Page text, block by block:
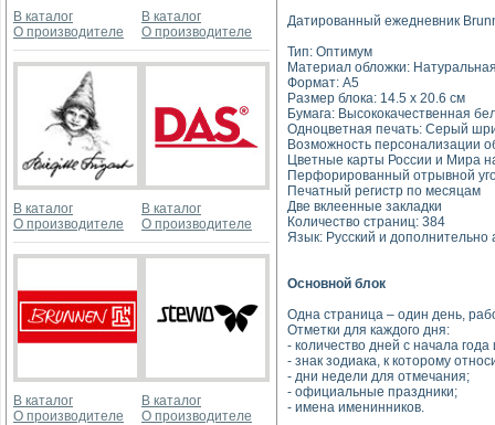
В каталог
О производителе
В каталог
О производителе
В каталог
О производителе
В каталог
О производителе
В каталог
О производителе
В каталог
О производителе
Датированный ежедневник
Тип: Оптимум
Материал обложки:
Формат: А5
Размер блока: 14.5 х 20.6 см
Бумага: Высококачественная
Одноцветная печать: Серый
Возможность персонализации
Цветные карты России и Мира
Перфорированный отрывной
Печатный регистр по месяцам
Две вклеенные закладки
Количество страниц: 384
Язык: Русский и дополнительно
Основной блок
Одна страница – один день,
Отметки для каждого дня:
- количество дней с начала
- знак зодиака, к которому
- дни недели для отмечания;
- официальные праздники;
- имена именинников.